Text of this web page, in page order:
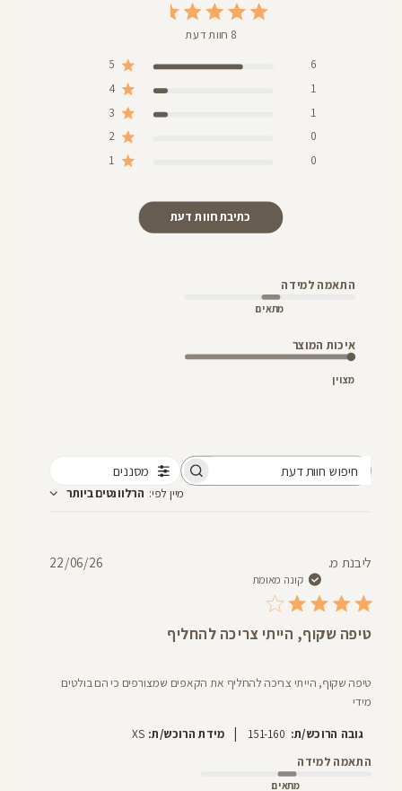
8 חוות דעת
5
6
4
1
3
1
2 0
1 0
כתיבת חוות דעת
התאמה למידה
מתאים
איכות המוצר
מצוין
מסננים
מיין לפי: הרלוונטים ביותר
ליבנת מ.
קונה מאומת
טיפה שקוף, הייתי צריכה להחליף
טיפה שקוף, הייתי צריכה להחליף את הקאפים שמצורפים כי הם בולטים
מידי
גובה הרוכש/ת: 151-160
| מידת הרוכש/ת: XS
התאמה למידה
מתאים
22/06/26